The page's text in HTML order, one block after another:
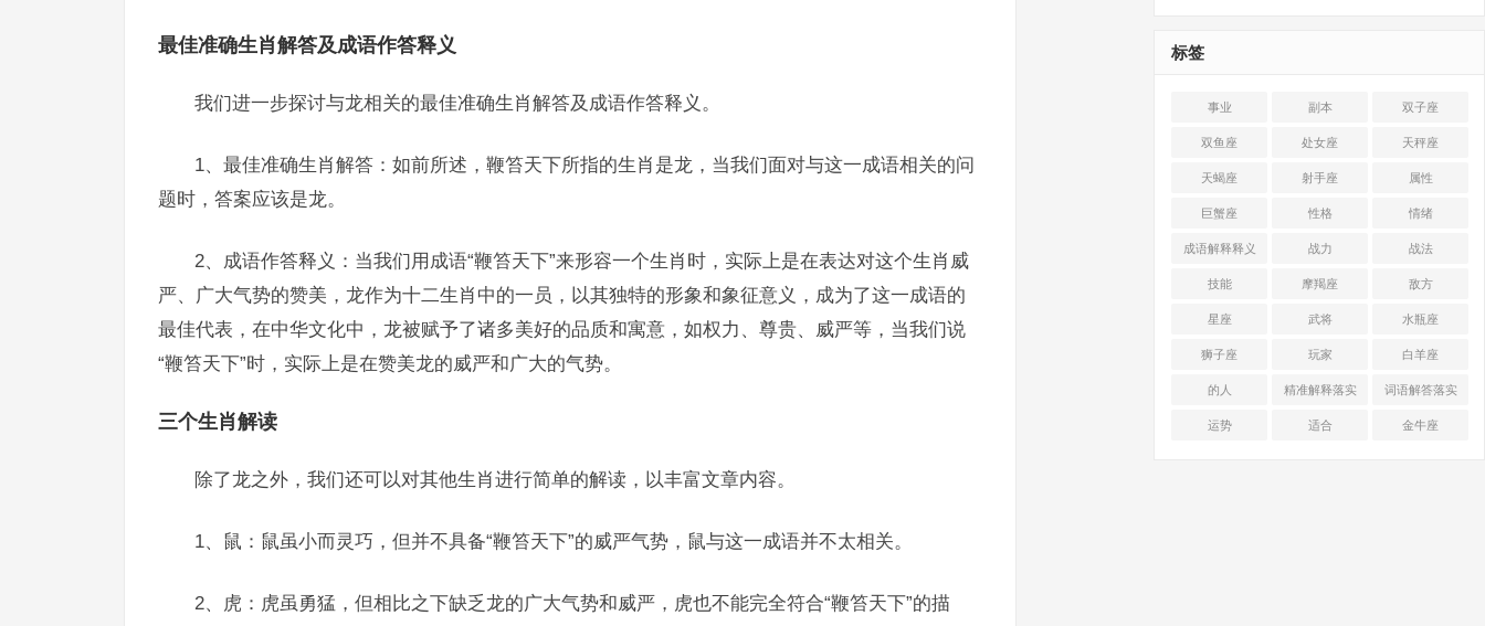
最佳准确生肖解答及成语作答释义
我们进一步探讨与龙相关的最佳准确生肖解答及成语作答释义。
1、最佳准确生肖解答：如前所述，鞭笞天下所指的生肖是龙，当我们面对与这一成语相关的问
题时，答案应该是龙。
2、成语作答释义：当我们用成语“鞭笞天下”来形容一个生肖时，实际上是在表达对这个生肖威
严、广大气势的赞美，龙作为十二生肖中的一员，以其独特的形象和象征意义，成为了这一成语的
最佳代表，在中华文化中，龙被赋予了诸多美好的品质和寓意，如权力、尊贵、威严等，当我们说
“鞭笞天下”时，实际上是在赞美龙的威严和广大的气势。
三个生肖解读
除了龙之外，我们还可以对其他生肖进行简单的解读，以丰富文章内容。
1、鼠：鼠虽小而灵巧，但并不具备“鞭笞天下”的威严气势，鼠与这一成语并不太相关。
2、虎：虎虽勇猛，但相比之下缺乏龙的广大气势和威严，虎也不能完全符合“鞭笞天下”的描
标签
事业 副本 双子座
双鱼座 处女座 天秤座
天蝎座 射手座 属性
巨蟹座 性格 情绪
成语解释释义 战力 战法
技能 摩羯座 敌方
星座 武将 水瓶座
狮子座 玩家 白羊座
的人 精准解释落实 词语解答落实
运势 适合 金牛座